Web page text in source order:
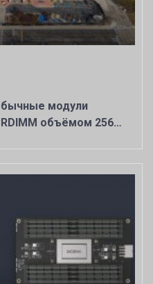
модули
объёмом 256